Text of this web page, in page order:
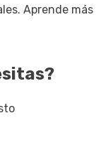
Aprende más